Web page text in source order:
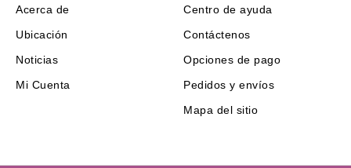
Acerca de
Ubicación
Noticias
Mi Cuenta
Centro de ayuda
Contáctenos
Opciones de pago
Pedidos y envíos
Mapa del sitio